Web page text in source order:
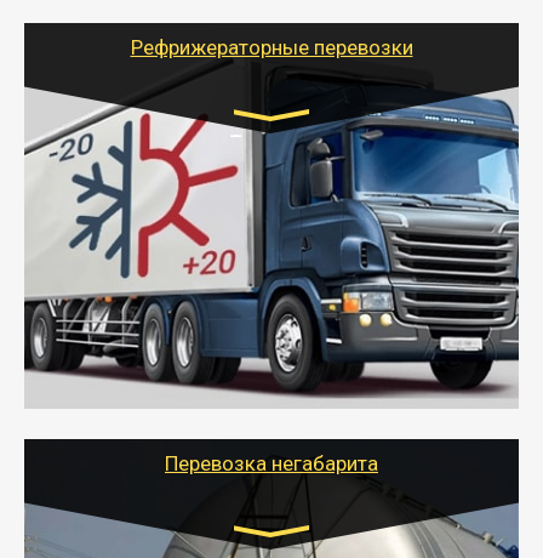
для погрузочно-разгрузочных работ при перевозке.
Рефрижераторные перевозки
Транспорт:
Газель (1,5 и 3 тонны), Бычок, Еврофура от 5 до
10 тонн
от 6000 руб.
- Рефрижераторные перевозки грузов с
соблюдением температурного режима, работающим
термописцем, санитарной обработкой кузова и мед.
книжкой у водителя.
- Тайгер Логистик поможет быстро перевезти
скоропортящиеся продукты в любой город России с
Перевозка негабарита